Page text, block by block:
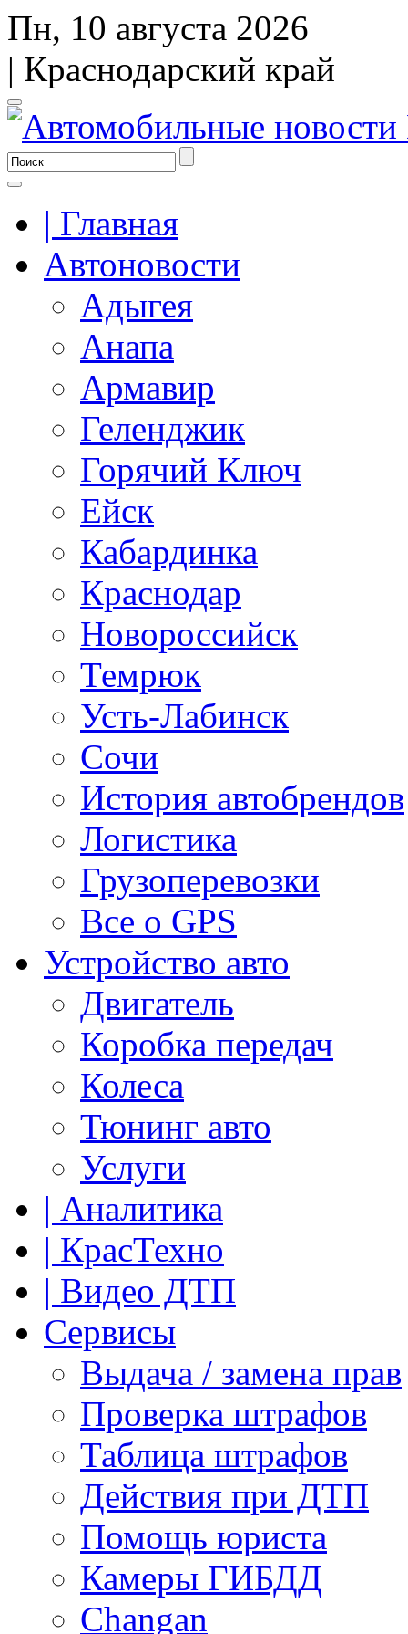
Пн, 10 августа 2026
| Краснодарский край
| Главная
Автоновости
Адыгея
Анапа
Армавир
Геленджик
Горячий Ключ
Ейск
Кабардинка
Краснодар
Новороссийск
Темрюк
Усть-Лабинск
Сочи
История автобрендов
Логистика
Грузоперевозки
Все о GPS
Устройство авто
Двигатель
Коробка передач
Колеса
Тюнинг авто
Услуги
| Аналитика
| КрасТехно
| Видео ДТП
Сервисы
Выдача / замена прав
Проверка штрафов
Таблица штрафов
Действия при ДТП
Помощь юриста
Камеры ГИБДД
Сhangan